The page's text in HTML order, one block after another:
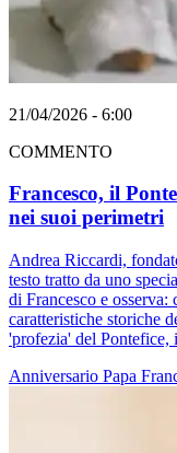
21/04/2026 - 6:00
COMMENTO
Francesco, il
nei suoi perimetri
Andrea Riccardi,
testo tratto da uno
di Francesco e
caratteristiche storiche
'profezia' del Pontefice,
Anniversario Papa